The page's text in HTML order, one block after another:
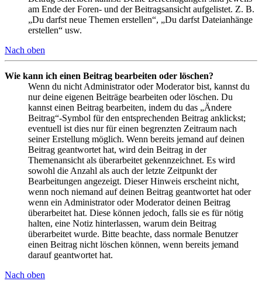
am Ende der Foren- und der Beitragsansicht aufgelistet. Z. B.
„Du darfst neue Themen erstellen“, „Du darfst Dateianhänge
erstellen“ usw.
Nach oben
Wie kann ich einen Beitrag bearbeiten oder löschen?
Wenn du nicht Administrator oder Moderator bist, kannst du
nur deine eigenen Beiträge bearbeiten oder löschen. Du
kannst einen Beitrag bearbeiten, indem du das „Ändere
Beitrag“-Symbol für den entsprechenden Beitrag anklickst;
eventuell ist dies nur für einen begrenzten Zeitraum nach
seiner Erstellung möglich. Wenn bereits jemand auf deinen
Beitrag geantwortet hat, wird dein Beitrag in der
Themenansicht als überarbeitet gekennzeichnet. Es wird
sowohl die Anzahl als auch der letzte Zeitpunkt der
Bearbeitungen angezeigt. Dieser Hinweis erscheint nicht,
wenn noch niemand auf deinen Beitrag geantwortet hat oder
wenn ein Administrator oder Moderator deinen Beitrag
überarbeitet hat. Diese können jedoch, falls sie es für nötig
halten, eine Notiz hinterlassen, warum dein Beitrag
überarbeitet wurde. Bitte beachte, dass normale Benutzer
einen Beitrag nicht löschen können, wenn bereits jemand
darauf geantwortet hat.
Nach oben